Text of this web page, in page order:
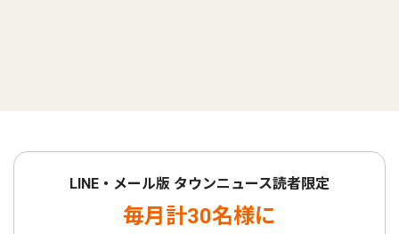
LINE・メール版 タウンニュース読者限定
毎月計30名様に